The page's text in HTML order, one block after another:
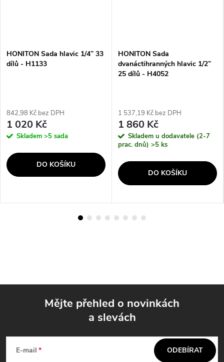
HONITON Sada hlavic 1/4” 33
dílů - H1133
842,98 Kč bez DPH
1 020 Kč
Skladem >5 sada
DO KOŠÍKU
HONITON Sada
dvanáctihranných hlavic 1/2”
25 dílů - H4052
1 537,19 Kč bez DPH
1 860 Kč
Skladem u dodavatele (2-7
prac. dnů) >5 ks
DO KOŠÍKU
Mějte přehled o novinkách
a slevách
E-mail ODEBÍRAT